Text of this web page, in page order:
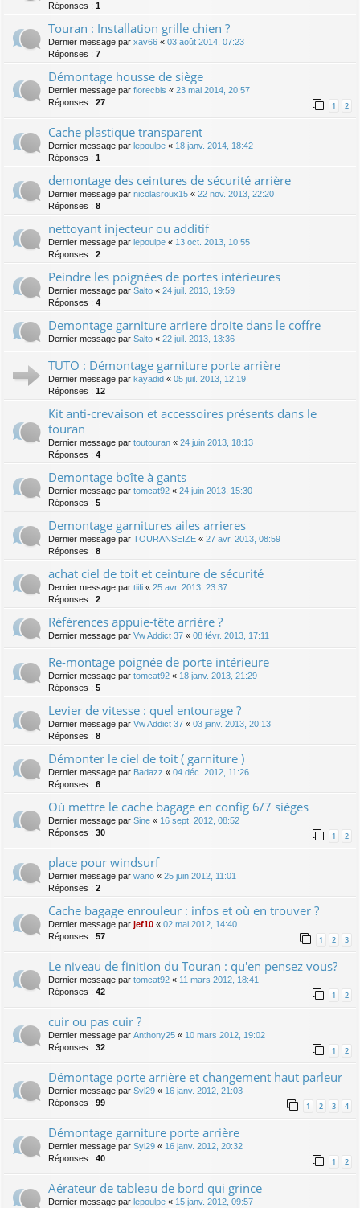
Réponses : 1
Touran : Installation grille chien ?
Dernier message par xav66 « 03 août 2014, 07:23
Réponses : 7
Démontage housse de siège
Dernier message par florecbis « 23 mai 2014, 20:57
Réponses : 27 1 2
Cache plastique transparent
Dernier message par lepoulpe « 18 janv. 2014, 18:42
Réponses : 1
demontage des ceintures de sécurité arrière
Dernier message par nicolasroux15 « 22 nov. 2013, 22:20
Réponses : 8
nettoyant injecteur ou additif
Dernier message par lepoulpe « 13 oct. 2013, 10:55
Réponses : 2
Peindre les poignées de portes intérieures
Dernier message par Salto « 24 juil. 2013, 19:59
Réponses : 4
Demontage garniture arriere droite dans le coffre
Dernier message par Salto « 22 juil. 2013, 13:36
TUTO : Démontage garniture porte arrière
Dernier message par kayadid « 05 juil. 2013, 12:19
Réponses : 12
Kit anti-crevaison et accessoires présents dans le
touran
Dernier message par toutouran « 24 juin 2013, 18:13
Réponses : 4
Demontage boîte à gants
Dernier message par tomcat92 « 24 juin 2013, 15:30
Réponses : 5
Demontage garnitures ailes arrieres
Dernier message par TOURANSEIZE « 27 avr. 2013, 08:59
Réponses : 8
achat ciel de toit et ceinture de sécurité
Dernier message par tiifi « 25 avr. 2013, 23:37
Réponses : 2
Références appuie-tête arrière ?
Dernier message par Vw Addict 37 « 08 févr. 2013, 17:11
Re-montage poignée de porte intérieure
Dernier message par tomcat92 « 18 janv. 2013, 21:29
Réponses : 5
Levier de vitesse : quel entourage ?
Dernier message par Vw Addict 37 « 03 janv. 2013, 20:13
Réponses : 8
Démonter le ciel de toit ( garniture )
Dernier message par Badazz « 04 déc. 2012, 11:26
Réponses : 6
Où mettre le cache bagage en config 6/7 sièges
Dernier message par Sine « 16 sept. 2012, 08:52
Réponses : 30 1 2
place pour windsurf
Dernier message par wano « 25 juin 2012, 11:01
Réponses : 2
Cache bagage enrouleur : infos et où en trouver ?
Dernier message par jef10 « 02 mai 2012, 14:40
Réponses : 57 1 2 3
Le niveau de finition du Touran : qu'en pensez vous?
Dernier message par tomcat92 « 11 mars 2012, 18:41
Réponses : 42 1 2
cuir ou pas cuir ?
Dernier message par Anthony25 « 10 mars 2012, 19:02
Réponses : 32 1 2
Démontage porte arrière et changement haut parleur
Dernier message par Syl29 « 16 janv. 2012, 21:03
Réponses : 99 1 2 3 4
Démontage garniture porte arrière
Dernier message par Syl29 « 16 janv. 2012, 20:32
Réponses : 40 1 2
Aérateur de tableau de bord qui grince
Dernier message par lepoulpe « 15 janv. 2012, 09:57